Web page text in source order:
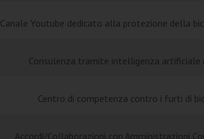
Canale Youtube dedicato alla protezione della
Consulenza tramite intelligenza artificiale
Centro di competenza contro i furti di
Accordi/Collaborazioni con Amministrazioni